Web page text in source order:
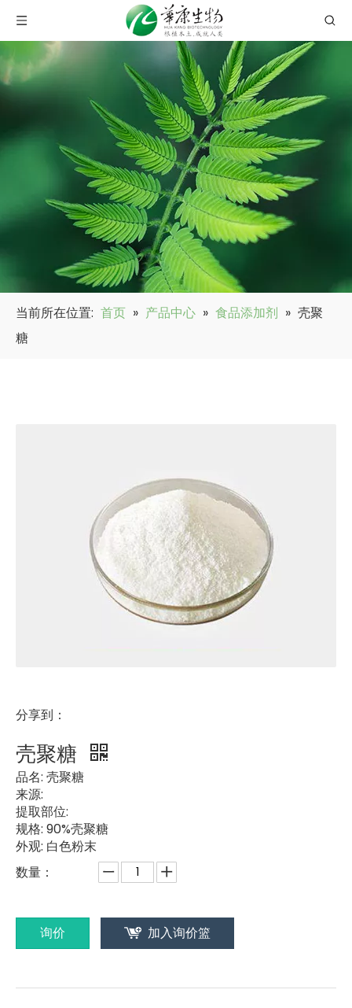
当前所在位置: 首页 » 产品中心 » 食品添加剂 » 壳聚
糖
分享到：
壳聚糖
品名: 壳聚糖
来源:
提取部位:
规格: 90%壳聚糖
外观: 白色粉末
数量：
询价 加入询价篮